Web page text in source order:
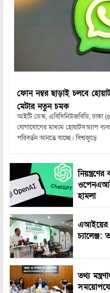
ফোন নম্বর ছাড়াই চলবে
মেটার নতুন চমক
আইটি ডেস্ক, এবিসিনিউজবিডি, ঢাকা
যোগাযোগের মাধ্যম হোয়াটসঅ্যাপ
পরিবর্তন আনতে যাচ্ছে। বিশ্বজুড়ে
হামলা
এআইয়ের
চ্যালেঞ্জ:
তথ্য